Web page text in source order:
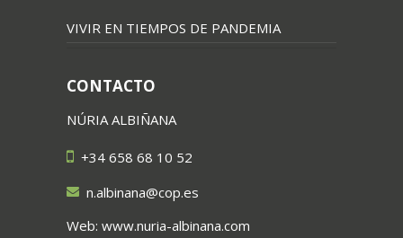
VIVIR EN TIEMPOS DE PANDEMIA
CONTACTO
NÚRIA ALBIÑANA
+34 658 68 10 52
n.albinana@cop.es
Web: www.nuria-albinana.com